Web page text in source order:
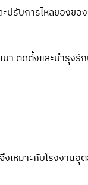
ปรับการไหลของ
า ติดตั้งและบำรุง
จึงเหมาะกับโรงงานอุ